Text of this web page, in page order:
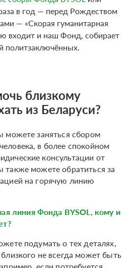
в год — перед Рождеством
— «Скорая гуманитарная
входит и наш Фонд, собирает
политзаключённых.
близкому
из Беларуси?
можете заняться сбором
в более спокойном
консультации от
также можете обратиться за
на горячую линию
линия Фонда BYSOL, кому и
подумать о тех деталях,
не всегда может быть